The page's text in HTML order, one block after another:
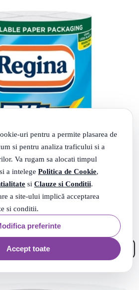
uri pentru a permite plasarea de
si pentru analiza traficului si a
Va rugam sa alocati timpul
a intelege Politica de Cookie,
si Clauze si Conditii.
a site-ului implică acceptarea
si conditii.
preferinte
Accept toate
HARTIE MONOROLA 3STR 33M